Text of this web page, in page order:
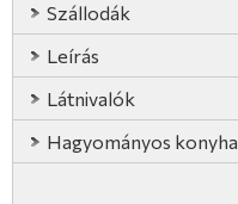
Szállodák
Leírás
Látnivalók
Hagyományos konyha